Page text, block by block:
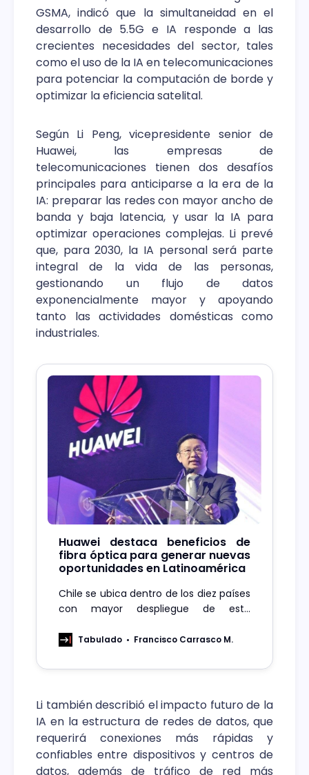
GSMA, indicó que la simultaneidad en el
desarrollo de 5.5G e IA responde a las
crecientes necesidades del sector, tales
como el uso de la IA en telecomunicaciones
para potenciar la computación de borde y
optimizar la eficiencia satelital.
Según Li Peng, vicepresidente senior de
Huawei, las empresas de
telecomunicaciones tienen dos desafíos
principales para anticiparse a la era de la
IA: preparar las redes con mayor ancho de
banda y baja latencia, y usar la IA para
optimizar operaciones complejas. Li prevé
que, para 2030, la IA personal será parte
integral de la vida de las personas,
gestionando un flujo de datos
exponencialmente mayor y apoyando
tanto las actividades domésticas como
industriales.
Huawei destaca beneficios de
fibra óptica para generar nuevas
oportunidades en Latinoamérica
Chile se ubica dentro de los diez países
con mayor despliegue de esta
de la Subsecretaría de
representa un 69,7% de las conexiones
Tabulado Francisco Carrasco M.
Li también describió el impacto futuro de la
IA en la estructura de redes de datos, que
requerirá conexiones más rápidas y
confiables entre dispositivos y centros de
datos, además de tráfico de red más